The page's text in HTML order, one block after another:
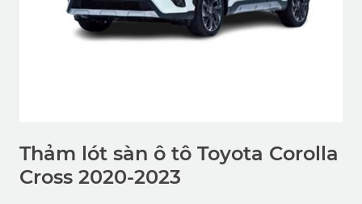
Thảm lót sàn ô tô Toyota Corolla
Cross 2020-2023